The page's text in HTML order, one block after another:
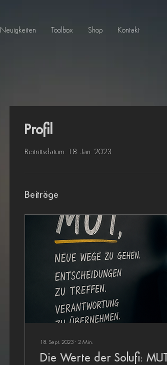
Neuigkeiten Toolbox Shop Kontakt
Profil
Beitrittsdatum: 18. Jan. 2023
Beiträge
18. Sept. 2023 ∙ 2 Min.
Die Werte der Solufi: MUT